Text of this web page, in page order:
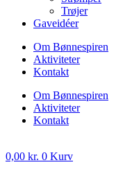
Trøjer
Gaveidéer
Om Bønnespiren
Aktiviteter
Kontakt
Om Bønnespiren
Aktiviteter
Kontakt
0,00 kr. 0 Kurv